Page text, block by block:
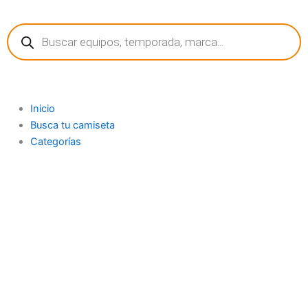
contenido
Búsqueda
de
productos
Inicio
Busca tu camiseta
Categorías